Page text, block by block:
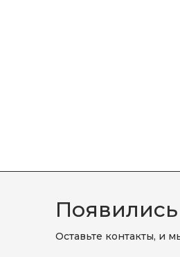
Оставьте контакты, и